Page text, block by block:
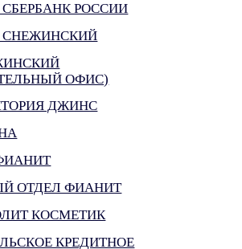
РОССИИ
СНЕЖИНСКИЙ
ОФИС)
ДЖИНС
ОТДЕЛ ФИАНИТ
КОСМЕТИК
КРЕДИТНОЕ